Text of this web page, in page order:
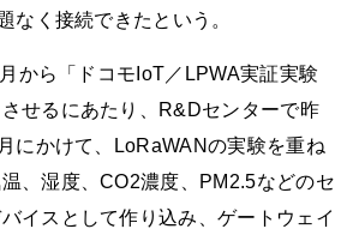
なく接続できたという。
から「ドコモIoT／LPWA実証実験
せるにあたり、R&Dセンターで昨
にかけて、LoRaWANの実験を重ね
、湿度、CO2濃度、PM2.5などのセ
イスとして作り込み、ゲートウェイ